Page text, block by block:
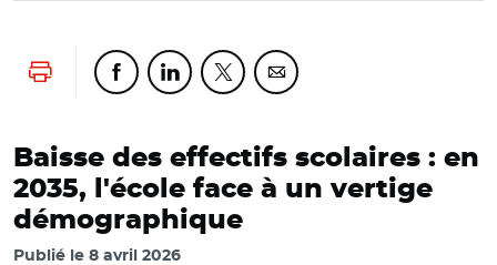
Lancer l'impressionPartager cette page sur Facebook
Partager cette page sur Linkedin
Partager cette page sur Twitter
Partager cette page sur
Baisse des effectifs scolaires : en
2035, l'école face à un vertige
démographique
Publié le 8 avril 2026